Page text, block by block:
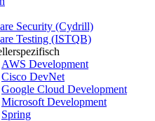
Security (Cydrill)
Testing (ISTQB)
AWS Development
Cisco DevNet
Google Cloud Development
Microsoft Development
Spring